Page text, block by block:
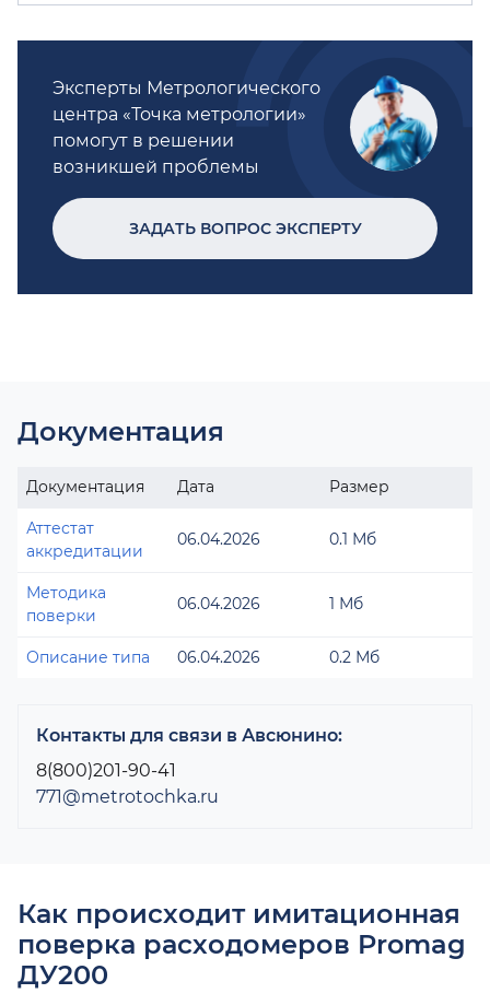
Эксперты Метрологического
центра «Точка метрологии»
помогут в решении
возникшей проблемы
ЗАДАТЬ ВОПРОС ЭКСПЕРТУ
Документация
Документация Дата Размер
Аттестат
аккредитации
06.04.2026 0.1 Мб
Методика
поверки
06.04.2026 1 Мб
Описание типа 06.04.2026 0.2 Мб
Контакты для связи в Авсюнино:
8(800)201-90-41
771@metrotochka.ru
Как происходит имитационная
поверка расходомеров Promag
ДУ200